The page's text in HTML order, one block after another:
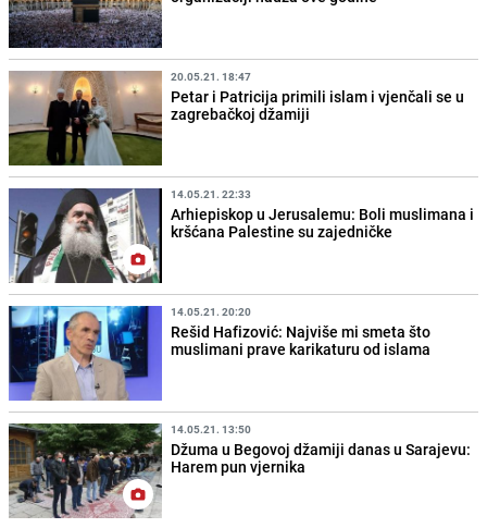
20.05.21. 18:47
Petar i Patricija primili islam i vjenčali se u
zagrebačkoj džamiji
14.05.21. 22:33
Arhiepiskop u Jerusalemu: Boli muslimana i
kršćana Palestine su zajedničke
14.05.21. 20:20
Rešid Hafizović: Najviše mi smeta što
muslimani prave karikaturu od islama
14.05.21. 13:50
Džuma u Begovoj džamiji danas u Sarajevu:
Harem pun vjernika